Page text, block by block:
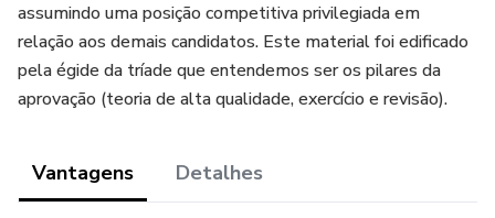
assumindo uma posição competitiva privilegiada em
relação aos demais candidatos. Este material foi edificado
pela égide da tríade que entendemos ser os pilares da
aprovação (teoria de alta qualidade, exercício e revisão).
Vantagens Detalhes